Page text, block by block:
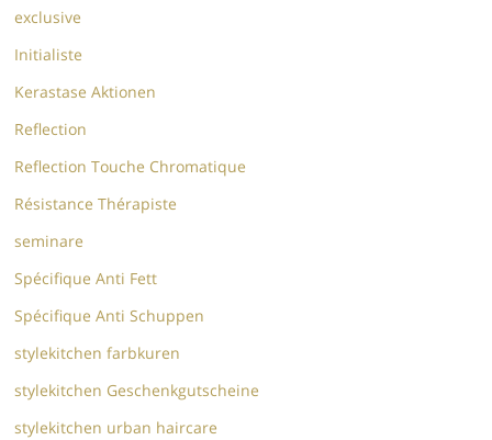
exclusive
Initialiste
Kerastase Aktionen
Reflection
Reflection Touche Chromatique
Résistance Thérapiste
seminare
Spécifique Anti Fett
Spécifique Anti Schuppen
stylekitchen farbkuren
stylekitchen Geschenkgutscheine
stylekitchen urban haircare